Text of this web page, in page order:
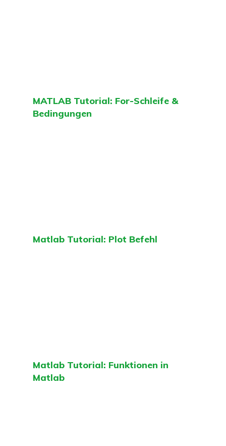
MATLAB Tutorial: For-Schleife &
Bedingungen
Matlab Tutorial: Plot Befehl
Matlab Tutorial: Funktionen in
Matlab